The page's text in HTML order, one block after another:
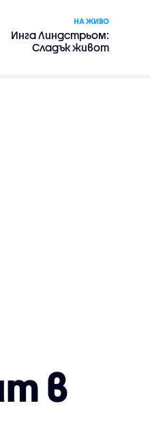
НА ЖИВО
Инга Линдстрьом:
Сладък живот
в